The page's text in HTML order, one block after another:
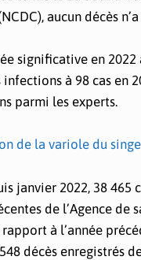
aucun décès
significative en
à 98 cas en
parmi les experts.
de la variole du singe
janvier 2022, 38 465
de l’Agence
à l’année
décès enregistrés